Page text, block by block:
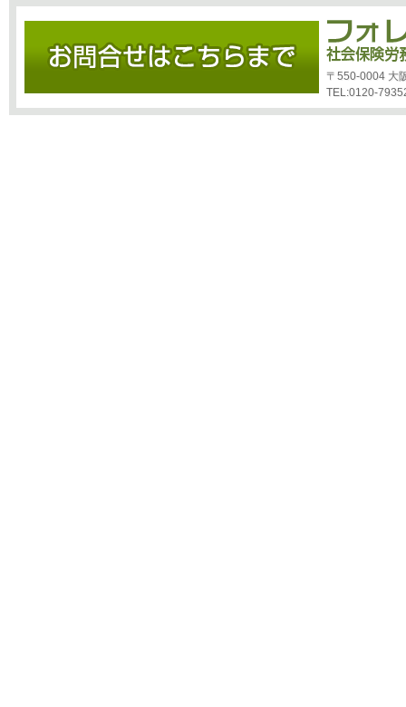
〒550-0004 大
TEL:0120-